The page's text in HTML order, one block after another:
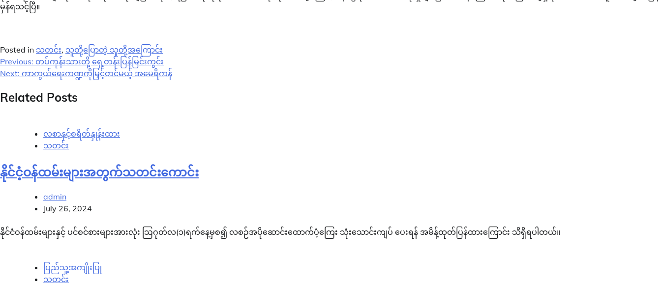
မှန်ရသင့်ပြီ။
Posted in သတင်း, သူတို့ပြောတဲ့ သူတို့အကြောင်း
Post
navigation
Previous: တပ်ကုန်းသားတို့ ရှေ့တန်းပြန်မြင်းကွင်း
Next: ကာကွယ်ရေးကဏ္ဍကိုမြှင့်တင်မယ့် အမေရိကန်
Related Posts
လစာနှင့်စရိတ်နှုန်းထား
သတင်း
နိုင်ငံ့ဝန်ထမ်းများအတွက်သတင်းကောင်း
admin
July 26, 2024
နိုင်ငံဝန်ထမ်းများနှင့် ပင်စင်စားများအားလုံး ဩဂုတ်လ(၁)ရက်နေ့မှစ၍ လစဉ်အပိုဆောင်းထောက်ပံ့ကြေး သုံးသောင်းကျပ် ပေးရန် အမိန့်ထုတ်ပြန်ထားကြောင်း သိရှိရပါတယ်။
ပြည်သူ့အကျိုးပြု
သတင်း